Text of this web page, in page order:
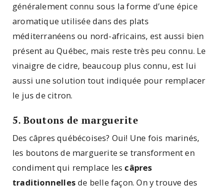
généralement connu sous la forme d’une épice
aromatique utilisée dans des plats
méditerranéens ou nord-africains, est aussi bien
présent au Québec, mais reste très peu connu. Le
vinaigre de cidre, beaucoup plus connu, est lui
aussi une solution tout indiquée pour remplacer
le jus de citron.
5. Boutons de marguerite
Des câpres québécoises? Oui! Une fois marinés,
les boutons de marguerite se transforment en
condiment qui remplace les câpres
traditionnelles de belle façon. On y trouve des